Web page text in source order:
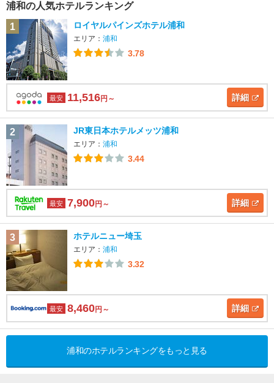
浦和の人気ホテルランキング
1
ロイヤルパインズホテル浦和
エリア： 浦和
3.78
最安 11,516円～ 詳細
2 JR東日本ホテルメッツ浦和
エリア： 浦和
3.44
最安 7,900円～ 詳細
3 ホテルニュー埼玉
エリア： 浦和
3.32
最安 8,460円～ 詳細
浦和のホテルランキングをもっと見る